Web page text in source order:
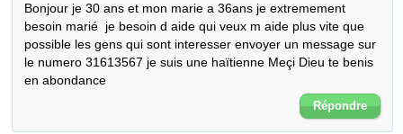
Bonjour je 30 ans et mon marie a 36ans je extremement
besoin marié  je besoin d aide qui veux m aide plus vite que
possible les gens qui sont interesser envoyer un message sur
le numero 31613567 je suis une haïtienne Meçi Dieu te benis
en abondance
Répondre